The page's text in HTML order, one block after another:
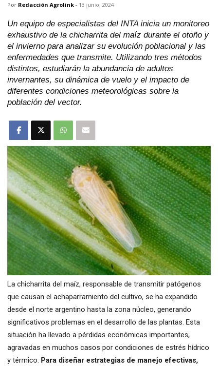
Por Redacción Agrolink - 13 junio, 2024
Un equipo de especialistas del INTA inicia un monitoreo
exhaustivo de la chicharrita del maíz durante el otoño y
el invierno para analizar su evolución poblacional y las
enfermedades que transmite. Utilizando tres métodos
distintos, estudiarán la abundancia de adultos
invernantes, su dinámica de vuelo y el impacto de
diferentes condiciones meteorológicas sobre la
población del vector.
La chicharrita del maíz, responsable de transmitir patógenos
que causan el achaparramiento del cultivo, se ha expandido
desde el norte argentino hasta la zona núcleo, generando
significativos problemas en el desarrollo de las plantas. Esta
situación ha llevado a pérdidas económicas importantes,
agravadas en muchos casos por condiciones de estrés hídrico
y térmico. Para diseñar estrategias de manejo efectivas,